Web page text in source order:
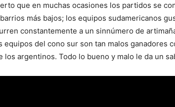
que en muchas ocasiones los partidos se
más bajos; los equipos sudamericanos
constantemente a un sinnúmero de
equipos del cono sur son tan malos ganadores
los argentinos. Todo lo bueno y malo le da un